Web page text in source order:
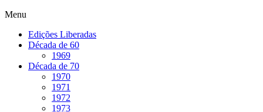
Menu
Edições Liberadas
Década de 60
1969
Década de 70
1970
1971
1972
1973